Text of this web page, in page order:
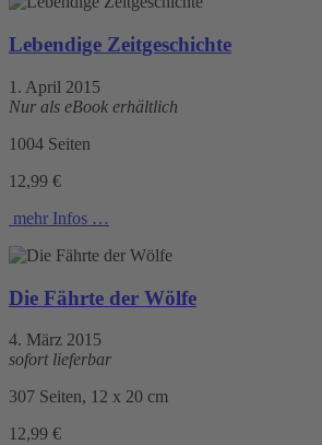
Lebendige Zeitgeschichte
1. April 2015
Nur als eBook erhältlich
1004 Seiten
12,99 €
mehr Infos …
Die Fährte der Wölfe
4. März 2015
sofort lieferbar
307 Seiten, 12 x 20 cm
12,99 €